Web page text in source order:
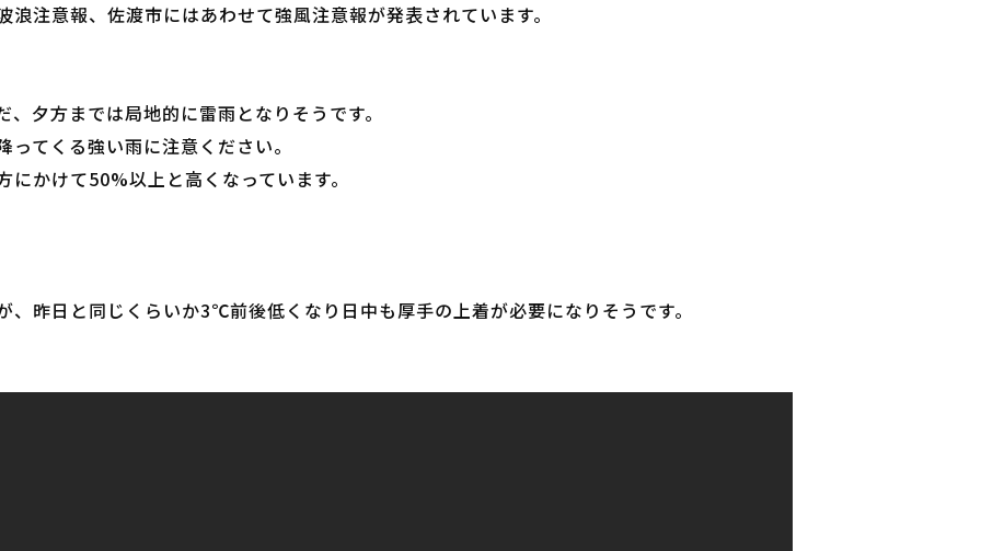
注意報、佐渡市にはあわせて強風注意報が発表されています。
夕方までは局地的に雷雨となりそうです。
てくる強い雨に注意ください。
かけて50%以上と高くなっています。
、昨日と同じくらいか3℃前後低くなり日中も厚手の上着が必要になりそうです。